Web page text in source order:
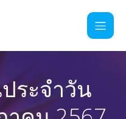
ระจำวัน